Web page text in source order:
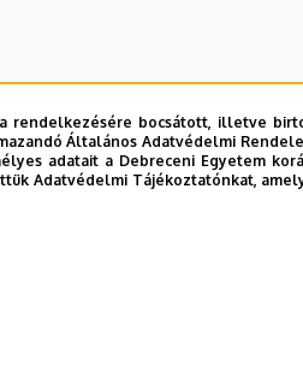
rendelkezésére bocsátott, illetve
Általános Adatvédelmi
adatait a Debreceni Egyetem
Adatvédelmi Tájékoztatónkat,